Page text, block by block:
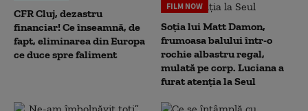
CFR Cluj, dezastru
financiar! Ce înseamnă, de
fapt, eliminarea din Europa
ce duce spre faliment
FILM NOW
Soția lui Matt Damon,
frumoasa balului într-o
rochie albastru regal,
mulată pe corp. Luciana a
furat atenția la Seul